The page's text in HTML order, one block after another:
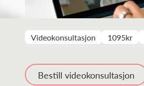
Videokonsultasjon 1095kr
Bestill videokonsultasjon